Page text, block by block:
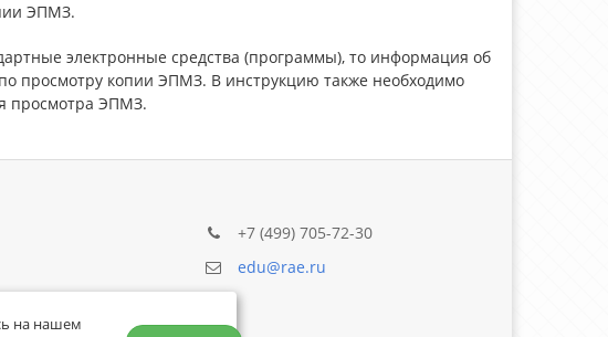
ЭПМЗ.
электронные средства (программы), то информация об
просмотру копии ЭПМЗ. В инструкцию также необходимо
просмотра ЭПМЗ.
+7 (499) 705-72-30
edu@rae.ru
на нашем